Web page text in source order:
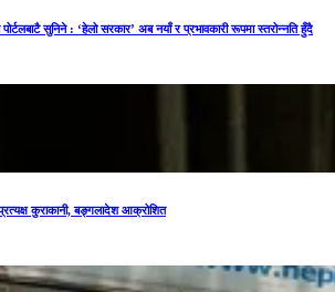
सुनिने : ‘हेलो सरकार’ अब नयाँ र प्रभावकारी रूपमा स्तरोन्नति हुँदै
कुराकानी, बङ्गलादेश आक्रोशित